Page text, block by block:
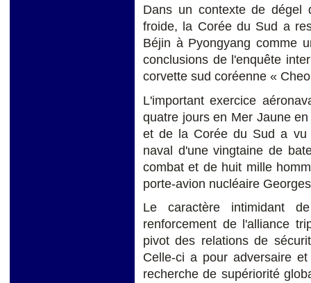
Dans un contexte de dégel
froide, la Corée du Sud a
Béjin à Pyongyang comme
conclusions de l'enquête
corvette sud coréenne «
L'important exercice
quatre jours en Mer Jaune
et de la Corée du Sud a vu
naval d'une vingtaine de
combat et de huit mille
porte-avion nucléaire
Le caractère intimidant
renforcement de l'alliance
pivot des relations de
Celle-ci a pour adversaire
recherche de supériorité